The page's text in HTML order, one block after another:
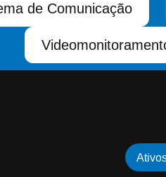
de Comunicação